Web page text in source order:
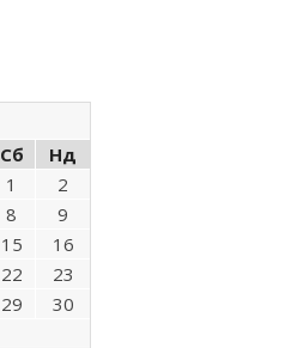
Сб
Нд
1
2
8
9
15
16
22
23
29
30